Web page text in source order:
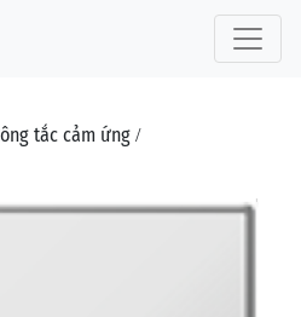
tắc cảm ứng /